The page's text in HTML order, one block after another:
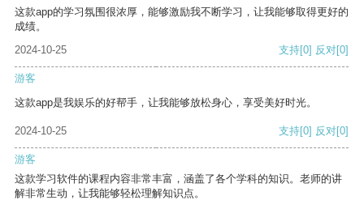
这款app的学习氛围很浓厚，能够激励我不断学习，让我能够取得更好的
成绩。
2024-10-25
支持[0] 反对[0]
游客
这款app是我娱乐的好帮手，让我能够放松身心，享受美好时光。
2024-10-25 支持[0] 反对[0]
游客
这款学习软件的课程内容非常丰富，涵盖了各个学科的知识。老师的讲
解非常生动，让我能够轻松理解知识点。